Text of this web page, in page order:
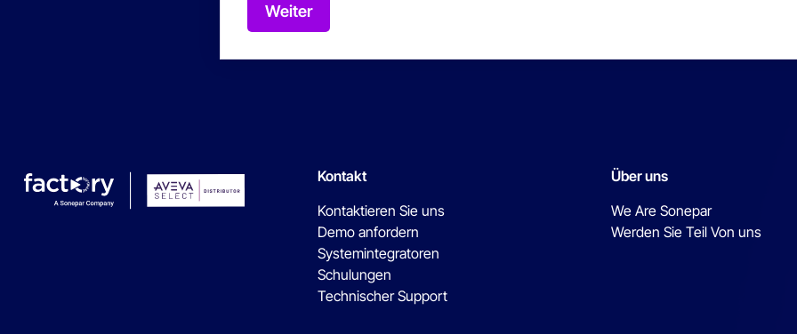
Weiter
Kontakt
Kontaktieren Sie uns
Demo anfordern
Systemintegratoren
Schulungen
Technischer Support
Über uns
We Are Sonepar
Werden Sie Teil Von uns